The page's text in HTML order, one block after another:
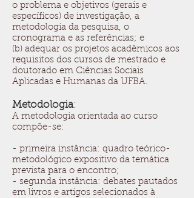
o problema e objetivos (gerais e
específicos) de investigação, a
metodologia da pesquisa, o
cronograma e as referências; e
(b) adequar os projetos acadêmicos aos
requisitos dos cursos de mestrado e
doutorado em Ciências Sociais
Aplicadas e Humanas da UFBA.
Metodologia:
A metodologia orientada ao curso
compõe-se:
- primeira instância: quadro teórico-
metodológico expositivo da temática
prevista para o encontro;
- segunda instância: debates pautados
em livros e artigos selecionados à